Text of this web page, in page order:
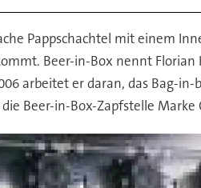
Pappschachtel mit einem
Beer-in-Box nennt
arbeitet er daran, das Bag-
Beer-in-Box-Zapfstelle